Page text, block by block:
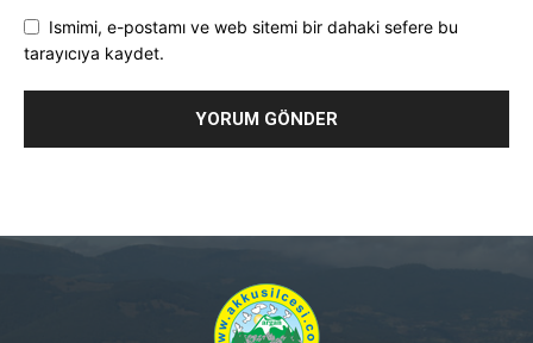
Ismimi, e-postamı ve web sitemi bir dahaki sefere bu
tarayıcıya kaydet.